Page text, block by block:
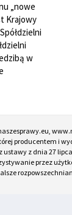
„nowe
Krajowy
w
producentem i
z dnia 27
przez